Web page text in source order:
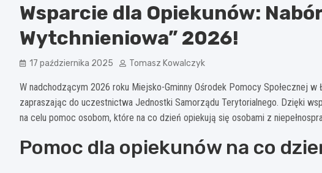
Wsparcie dla Opiekunów:
Wytchnieniowa” 2026!
17 października 2025 Tomasz Kowalczyk
W nadchodzącym 2026 roku Miejsko-Gminny Ośrodek Pomocy Społecznej w
zapraszając do uczestnictwa Jednostki Samorządu Terytorialnego. Dzięki
na celu pomoc osobom, które na co dzień opiekują się osobami z
Pomoc dla opiekunów na co